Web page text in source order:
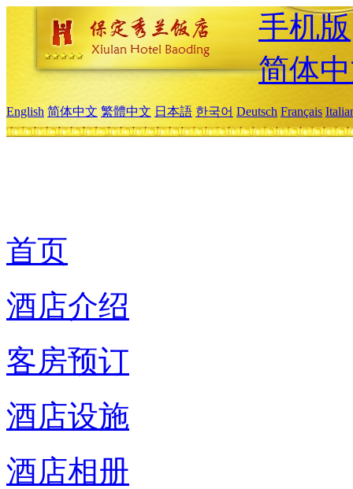
手机版
简体
English 简体中文 繁體中文 日本語 한국어 Deutsch Français
首页
酒店介绍
客房预订
酒店设施
酒店相册